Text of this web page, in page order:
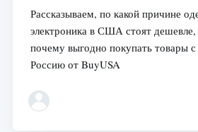
Рассказываем, по какой причине
электроника в США стоят
почему выгодно покупать товары с
Россию от BuyUSA